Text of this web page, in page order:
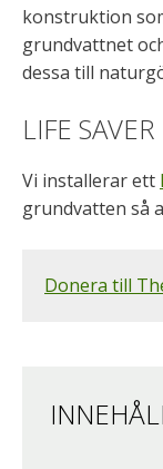
konstruktion
grundvattnet
dessa till
LIFE SAVER
Vi installerar ett
grundvatten så
Donera till